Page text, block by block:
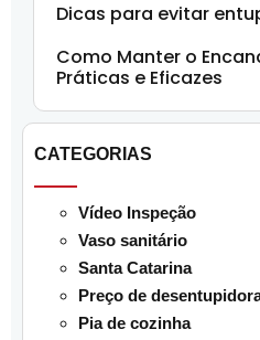
Dicas para evitar
Como Manter o
Práticas e Eficazes
CATEGORIAS
Vídeo Inspeção
Vaso sanitário
Santa Catarina
Preço de
Pia de cozinha